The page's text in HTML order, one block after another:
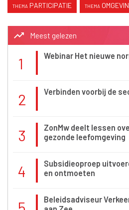
PARTICIPATIE
trending_up Meest gelezen
1 Webinar Het nieuwe
2 Verbinden voorbij de
3
ZonMw deelt lessen
gezonde leefomgeving
4
Subsidieoproep
en ontmoeten
Beleidsadviseur